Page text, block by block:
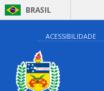
BRASIL
ACESSIBILIDADE